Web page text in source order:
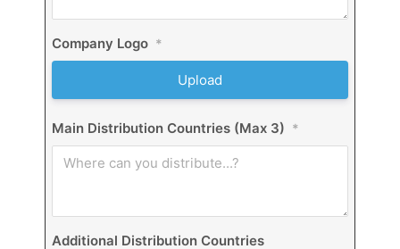
Company Logo *
Upload
Main Distribution Countries (Max 3) *
Additional Distribution Countries